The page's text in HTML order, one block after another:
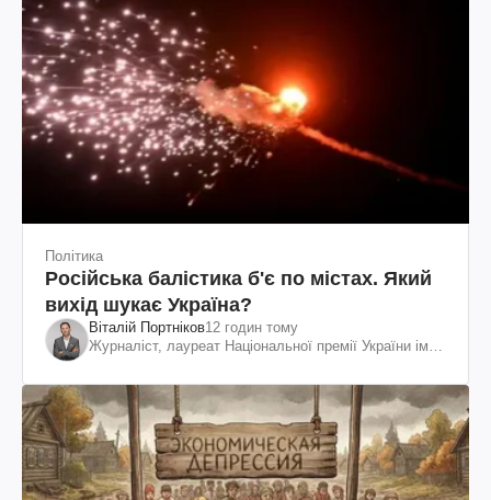
Політика
Російська балістика б'є по містах. Який
вихід шукає Україна?
Віталій Портніков12 годин тому
Журналіст, лауреат Національної премії України ім.